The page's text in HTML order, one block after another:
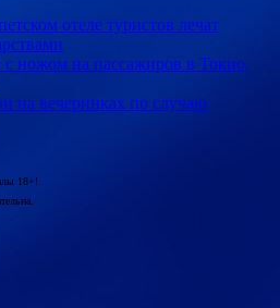
отеле туристов лечат
ножом на пассажиров в Токио,
на вечеринках по случаю
18+!